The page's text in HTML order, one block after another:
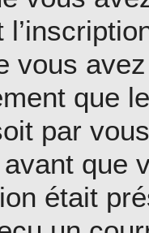
vous
que
par
que
était